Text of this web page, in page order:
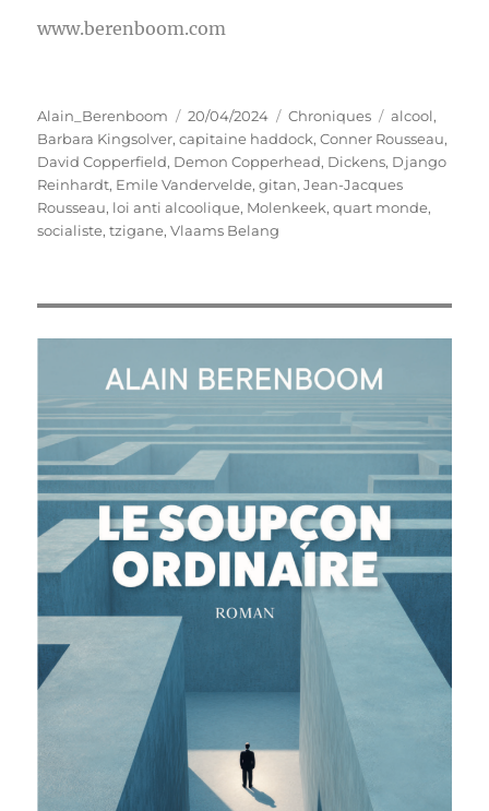
www.berenboom.com
Auteur
Alain_Berenboom
Publié
le
20/04/2024 Catégories
Chroniques Étiquettes
alcool,
Barbara Kingsolver,capitaine haddock,Conner Rousseau,
David Copperfield, Demon Copperhead, Dickens, Django
Reinhardt, Emile Vandervelde,gitan,Jean-Jacques
Rousseau, loi anti alcoolique, Molenkeek,quart monde,
socialiste,tzigane,Vlaams Belang